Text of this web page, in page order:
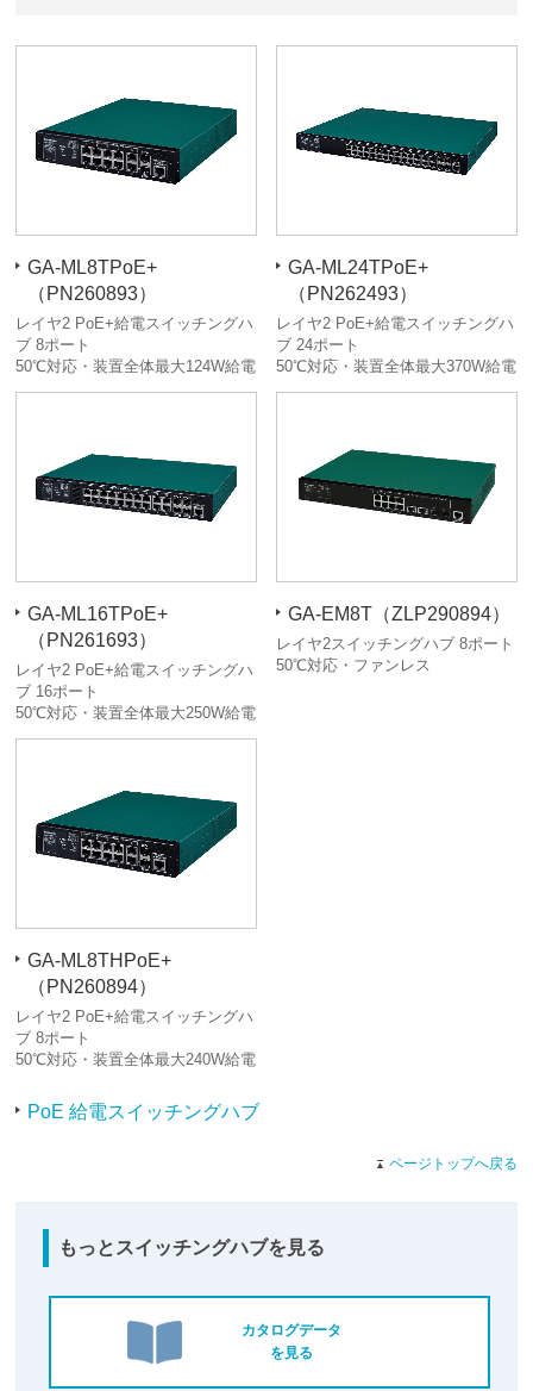
GA-ML8TPoE+
（PN260893）
レイヤ2 PoE+給電スイッチングハ
ブ 8ポート
50℃対応・装置全体最大124W給電
GA-ML24TPoE+
（PN262493）
レイヤ2 PoE+給電スイッチングハ
ブ 24ポート
50℃対応・装置全体最大370W給電
GA-ML16TPoE+
（PN261693）
レイヤ2 PoE+給電スイッチングハ
ブ 16ポート
50℃対応・装置全体最大250W給電
GA-EM8T（ZLP290894）
レイヤ2スイッチングハブ 8ポート
50℃対応・ファンレス
GA-ML8THPoE+
（PN260894）
レイヤ2 PoE+給電スイッチングハ
ブ 8ポート
50℃対応・装置全体最大240W給電
PoE 給電スイッチングハブ
ページトップへ戻る
もっとスイッチングハブを見る
カタログデータ
を見る